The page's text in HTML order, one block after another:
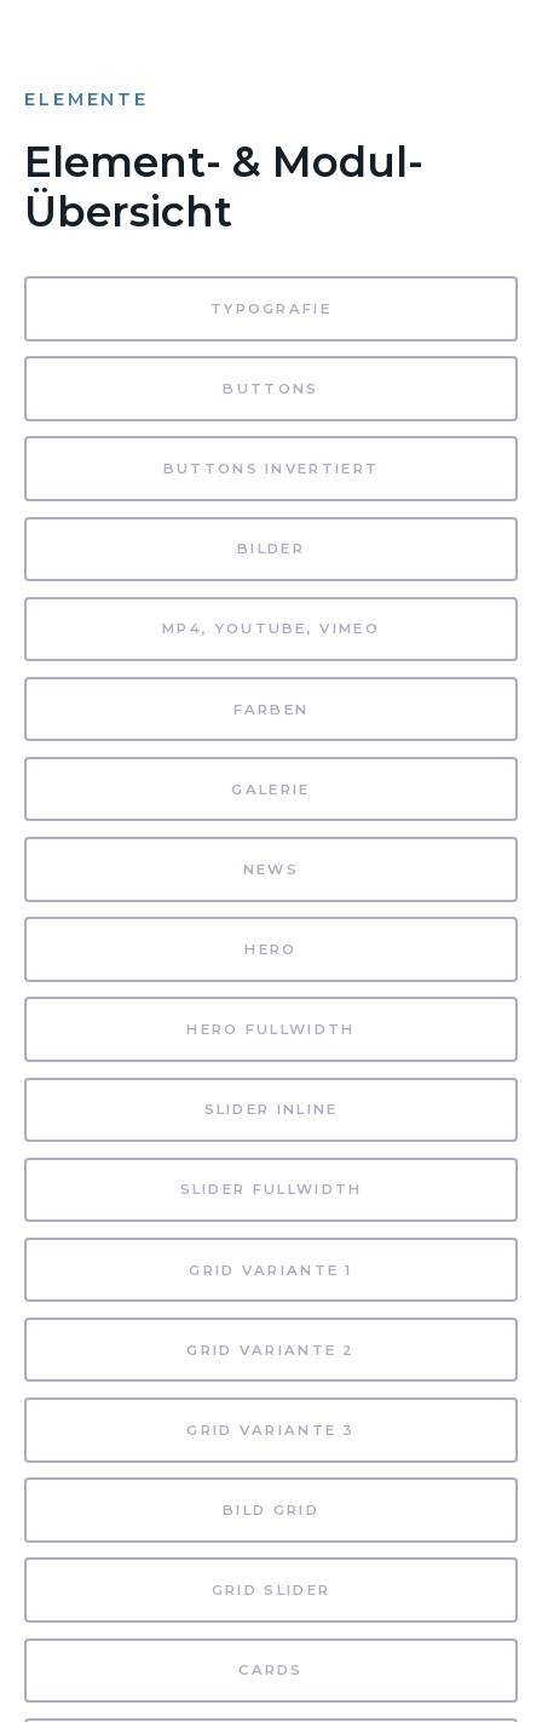
ELEMENTE
Element- & Modul-
Übersicht
TYPOGRAFIE
BUTTONS
BUTTONS INVERTIERT
BILDER
MP4, YOUTUBE, VIMEO
FARBEN
GALERIE
NEWS
HERO
HERO FULLWIDTH
SLIDER INLINE
SLIDER FULLWIDTH
GRID VARIANTE 1
GRID VARIANTE 2
GRID VARIANTE 3
BILD GRID
GRID SLIDER
CARDS